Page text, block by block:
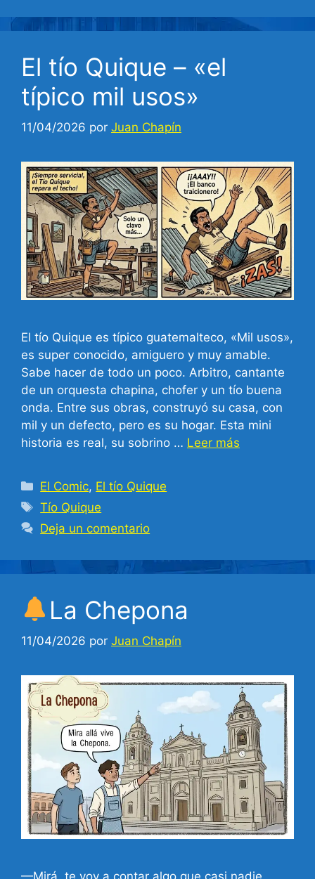
El tío Quique – «el
típico mil usos»
11/04/2026 por Juan Chapín
El tío Quique es típico guatemalteco, «Mil usos»,
es super conocido, amiguero y muy amable.
Sabe hacer de todo un poco. Arbitro, cantante
de un orquesta chapina, chofer y un tío buena
onda. Entre sus obras, construyó su casa, con
mil y un defecto, pero es su hogar. Esta mini
historia es real, su sobrino … Leer más
Categorías
El Comic, El tío Quique
Etiquetas
Tío Quique
Deja un comentario
La Chepona
11/04/2026 por Juan Chapín
—Mirá, te voy a contar algo que casi nadie